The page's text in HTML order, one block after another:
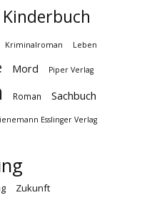
Kinderbuch
Kriminalroman Leben
Mord Piper Verlag
Roman Sachbuch
Esslinger Verlag
Zukunft